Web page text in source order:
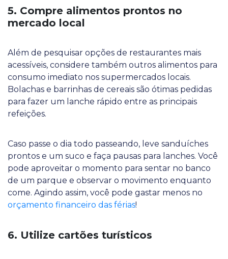
5. Compre alimentos prontos no
mercado local
Além de pesquisar opções de restaurantes mais
acessíveis, considere também outros alimentos para
consumo imediato nos supermercados locais.
Bolachas e barrinhas de cereais são ótimas pedidas
para fazer um lanche rápido entre as principais
refeições.
Caso passe o dia todo passeando, leve sanduíches
prontos e um suco e faça pausas para lanches. Você
pode aproveitar o momento para sentar no banco
de um parque e observar o movimento enquanto
come. Agindo assim, você pode gastar menos no
orçamento financeiro das férias!
6. Utilize cartões turísticos